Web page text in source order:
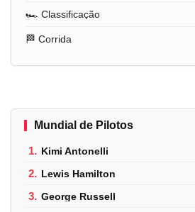
🏎️ Classificação
🏁 Corrida
Mundial de Pilotos
1. Kimi Antonelli
2. Lewis Hamilton
3. George Russell